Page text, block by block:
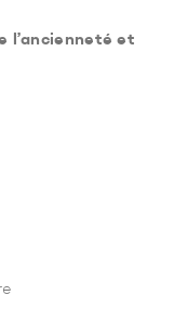
l’ancienneté et